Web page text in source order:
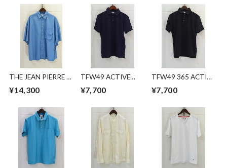
THE JEAN PIERRE ×
SIGNATURE 11XL
¥14,300
TFW49 ACTIVE
¥7,700
TFW49 365 ACTIVE
¥7,700